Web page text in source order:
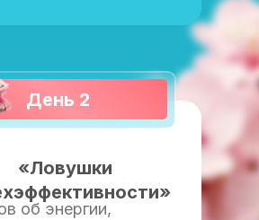
«Ловушки
об энергии,
День 2